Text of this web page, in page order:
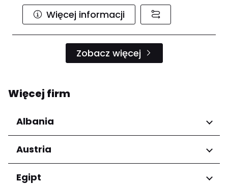
Więcej informacji
Zobacz więcej
Więcej firm
Albania
Regiony
Qarku i Tiranës
Austria
Regiony
Egipt